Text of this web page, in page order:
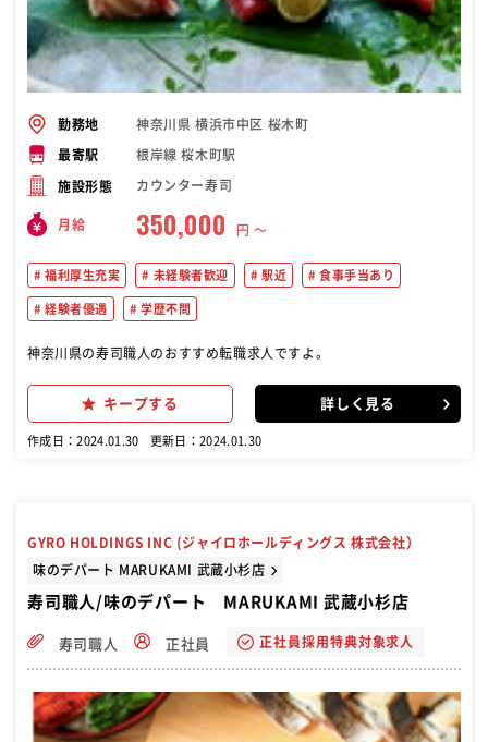
勤務地 神奈川県 横浜市中区 桜木町
最寄駅 根岸線 桜木町駅
施設形態 カウンター寿司
月給 350,000 円 〜
福利厚生充実 未経験者歓迎 駅近 食事手当あり
経験者優遇 学歴不問
神奈川県の寿司職人のおすすめ転職求人ですよ。
キープする 詳しく見る
作成日：2024.01.30 更新日：2024.01.30
GYRO HOLDINGS INC (ジャイロホールディングス 株式会社）
味のデパート MARUKAMI 武蔵小杉店
寿司職人/味のデパート MARUKAMI 武蔵小杉店
寿司職人 正社員 正社員採用特典対象求人